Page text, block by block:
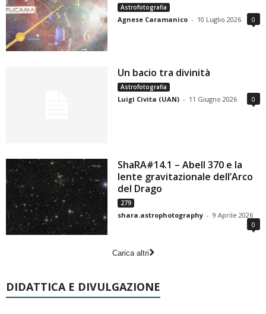
Astrofotografia
Agnese Caramanico - 10 Luglio 2026 0
Un bacio tra divinità
Astrofotografia
Luigi Civita (UAN) - 11 Giugno 2026 0
ShaRA#14.1 – Abell 370 e la
lente gravitazionale dell’Arco
del Drago
279
shara.astrophotography - 9 Aprile 2026
0
Carica altri
DIDATTICA E DIVULGAZIONE